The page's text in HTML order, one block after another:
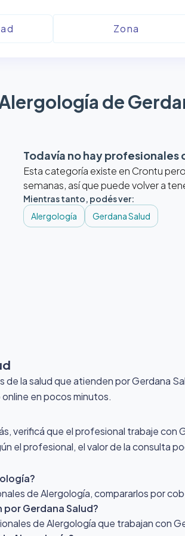
de
Todavía no hay profesionales
Esta categoría existe en Crontu
semanas, así que puede volver a
Mientras tanto, podés ver:
Alergología
Gerdana Salud
de la salud que atienden por Gerdana
en pocos minutos.
verificá que el profesional trabaje con
el profesional, el valor de la consulta
de Alergología, compararlos por
Gerdana Salud?
de Alergología que trabajan con